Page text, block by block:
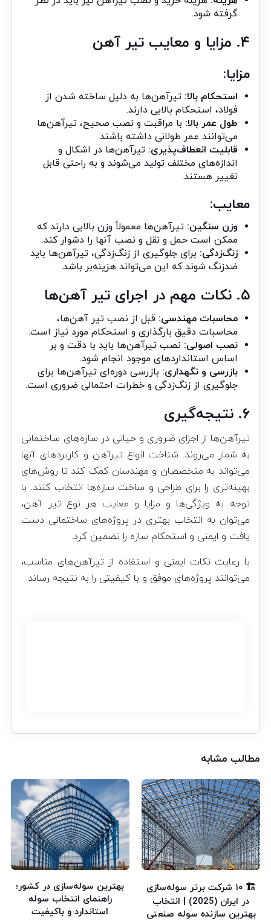
گرفته شود.
۴. مزایا و معایب تیر آهن
مزایا:
استحکام بالا: تیرآهن‌ها به دلیل ساخته شدن از
فولاد، استحکام بالایی دارند.
طول عمر بالا: با مراقبت و نصب صحیح، تیرآهن‌ها
می‌توانند عمر طولانی داشته باشند.
قابلیت انعطاف‌پذیری: تیرآهن‌ها در اشکال و
اندازه‌های مختلف تولید می‌شوند و به راحتی قابل
تغییر هستند.
معایب:
وزن سنگین: تیرآهن‌ها معمولاً وزن بالایی دارند که
ممکن است حمل و نقل و نصب آنها را دشوار کند.
زنگ‌زدگی: برای جلوگیری از زنگ‌زدگی، تیرآهن‌ها باید
ضدزنگ شوند که این می‌تواند هزینه‌بر باشد.
۵. نکات مهم در اجرای تیر آهن‌ها
محاسبات مهندسی: قبل از نصب تیر آهن‌ها،
محاسبات دقیق بارگذاری و استحکام مورد نیاز است.
نصب اصولی: نصب تیرآهن‌ها باید با دقت و بر
اساس استانداردهای موجود انجام شود.
بازرسی و نگهداری: بازرسی دوره‌ای تیرآهن‌ها برای
جلوگیری از زنگ‌زدگی و خطرات احتمالی ضروری است.
۶. نتیجه‌گیری
تیرآهن‌ها از اجزای ضروری و حیاتی در سازه‌های ساختمانی
به شمار می‌روند. شناخت انواع تیرآهن و کاربردهای آنها
می‌تواند به متخصصان و مهندسان کمک کند تا روش‌های
بهینه‌تری را برای طراحی و ساخت سازه‌ها انتخاب کنند. با
توجه به ویژگی‌ها و مزایا و معایب هر نوع تیر آهن،
می‌توان به انتخاب بهتری در پروژه‌های ساختمانی دست
یافت و ایمنی و استحکام سازه را تضمین کرد.
با رعایت نکات ایمنی و استفاده ازتیرآهن‌های مناسب،
می‌توانند پروژه‌های موفق و با کیفیتی را به نتیجه رساند.
مطالب مشابه
🏗️ ۱۰ شرکت برتر سوله‌سازی
در ایران (2025) | انتخاب
بهترین سازنده سوله صنعتی
بهترین سوله‌سازی در کشور؛
راهنمای انتخاب سوله
استاندارد و باکیفیت